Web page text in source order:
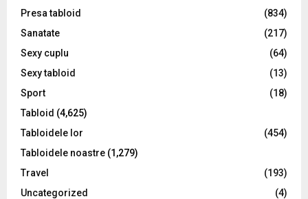
Presa tabloid
(834)
Sanatate
(217)
Sexy cuplu
(64)
Sexy tabloid
(13)
Sport
(18)
Tabloid (4,625)
Tabloidele lor
(454)
Tabloidele noastre (1,279)
Travel
(193)
Uncategorized
(4)